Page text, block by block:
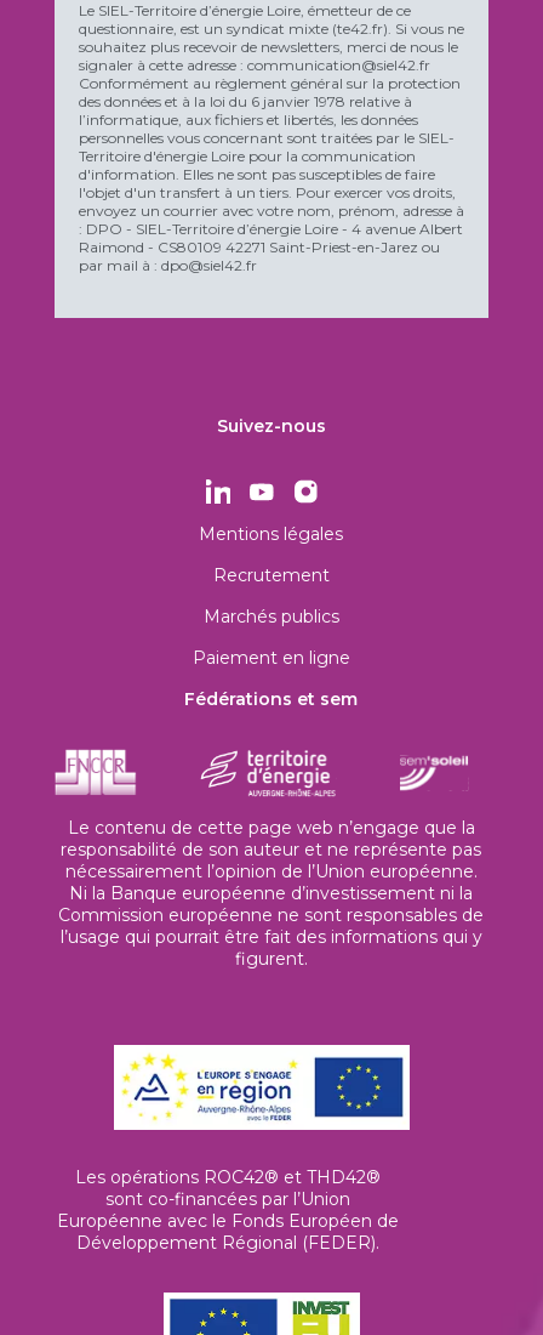
Le SIEL-Territoire d’énergie Loire, émetteur de ce
questionnaire, est un syndicat mixte (te42.fr). Si vous ne
souhaitez plus recevoir de newsletters, merci de nous le
signaler à cette adresse : communication@siel42.fr
Conformément au règlement général sur la protection
des données et à la loi du 6 janvier 1978 relative à
l’informatique, aux fichiers et libertés, les données
personnelles vous concernant sont traitées par le SIEL-
Territoire d'énergie Loire pour la communication
d'information. Elles ne sont pas susceptibles de faire
l'objet d'un transfert à un tiers. Pour exercer vos droits,
envoyez un courrier avec votre nom, prénom, adresse à
: DPO - SIEL-Territoire d’énergie Loire - 4 avenue Albert
Raimond - CS80109 42271 Saint-Priest-en-Jarez ou
par mail à : dpo@siel42.fr
Suivez-nous
Mentions légales
Recrutement
Marchés publics
Paiement en ligne
Fédérations et sem
Le contenu de cette page web n’engage que la
responsabilité de son auteur et ne représente pas
nécessairement l’opinion de l’Union européenne.
Ni la Banque européenne d’investissement ni la
Commission européenne ne sont responsables de
l’usage qui pourrait être fait des informations qui y
figurent.
Les opérations ROC42® et THD42®
sont co-financées par l’Union
Européenne avec le Fonds Européen de
Développement Régional (FEDER).